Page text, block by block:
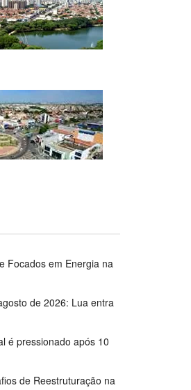
Focados em Energia na
de 2026: Lua entra
é pressionado após 10
de Reestruturação na